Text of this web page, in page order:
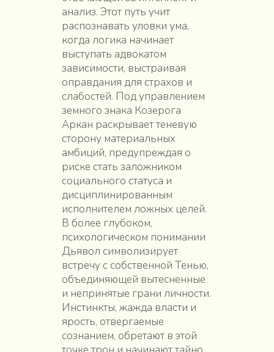
анализ. Этот путь учит
распознавать уловки ума,
когда логика начинает
выступать адвокатом
зависимости, выстраивая
оправдания для страхов и
слабостей. Под управлением
земного знака Козерога
Аркан раскрывает теневую
сторону материальных
амбиций, предупреждая о
риске стать заложником
социального статуса и
дисциплинированным
исполнителем ложных целей.
В более глубоком,
психологическом понимании
Дьявол символизирует
встречу с собственной Тенью,
объединяющей вытесненные
и непринятые грани личности.
Инстинкты, жажда власти и
ярость, отвергаемые
сознанием, обретают в этой